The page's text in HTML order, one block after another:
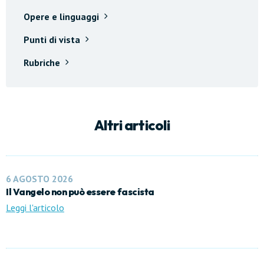
Opere e linguaggi
Punti di vista
Rubriche
Altri articoli
6 AGOSTO 2026
Il Vangelo non può essere fascista
Leggi l'articolo